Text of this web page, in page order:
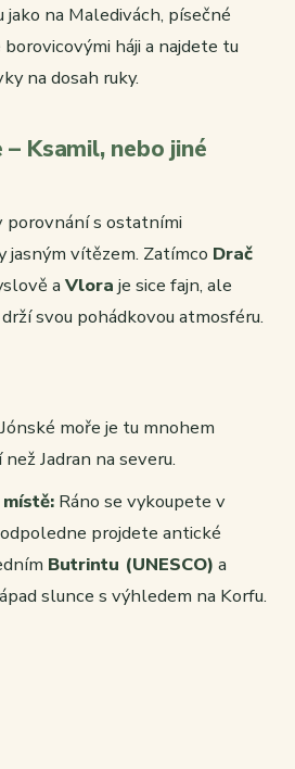
na Maledivách, písečné
háji a najdete tu
na dosah ruky.
Ksamil, nebo jiné
porovnání s ostatními
vítězem. Zatímco Drač
a Vlora je sice fajn, ale
svou pohádkovou atmosféru.
Jónské moře je tu mnohem
Jadran na severu.
Ráno se vykoupete v
projdete antické
Butrintu (UNESCO) a
slunce s výhledem na Korfu.